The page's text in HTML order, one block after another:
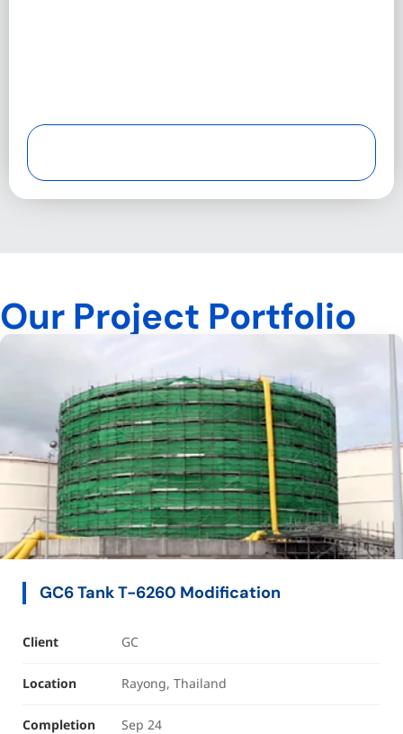
Our Project Portfolio
GC6 Tank T-6260 Modification
Client GC
Location Rayong, Thailand
Completion Sep 24